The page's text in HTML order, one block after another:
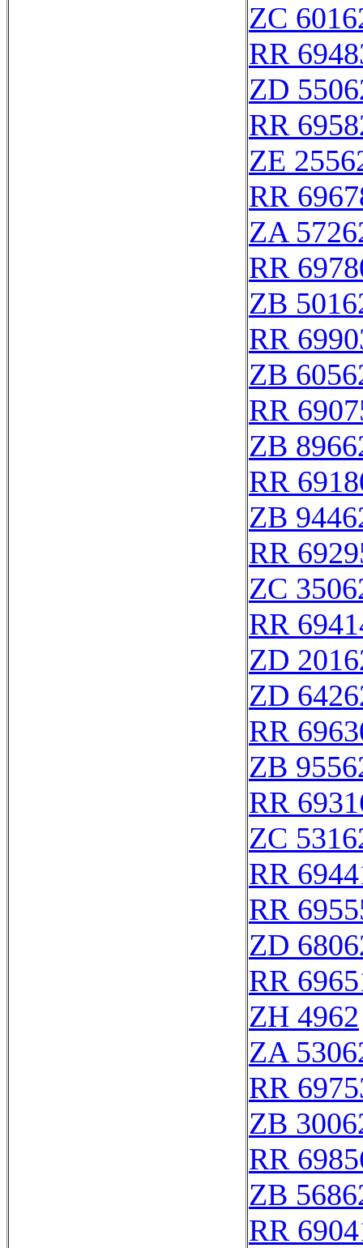
ZC
RR
ZD
RR
ZE
RR
ZA
RR
ZB
RR
ZB
RR
ZB
RR
ZB
RR
ZC
RR
ZD
ZD
RR
ZB
RR
ZC
RR
RR
ZD
RR
ZH 4962
ZA
RR
ZB
RR
ZB
RR